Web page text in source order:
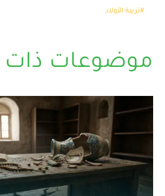
تربية الأولاد
موضوعات